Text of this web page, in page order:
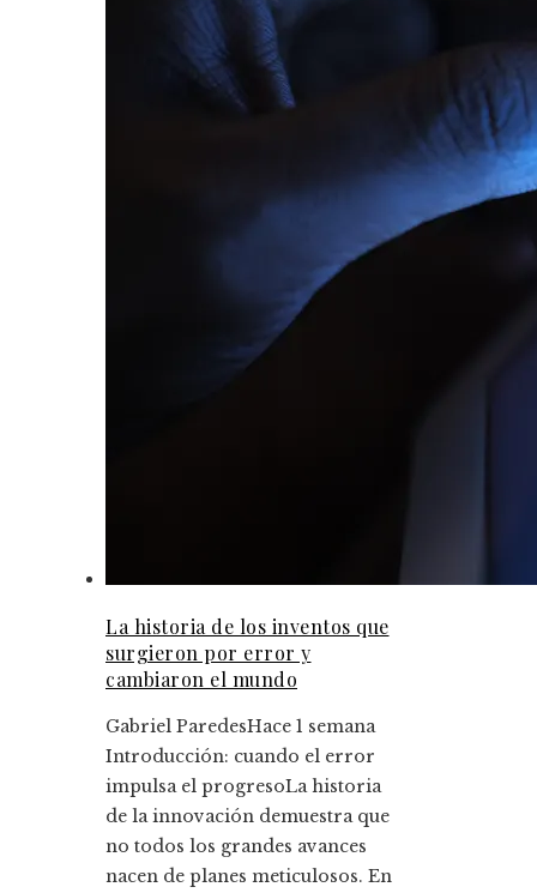
La historia de los inventos que
surgieron por error y
cambiaron el mundo
Gabriel ParedesHace 1 semana
Introducción: cuando el error
impulsa el progresoLa historia
de la innovación demuestra que
no todos los grandes avances
nacen de planes meticulosos. En